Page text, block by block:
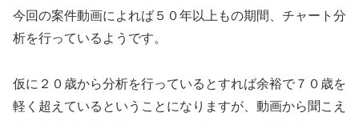
今回の案件動画によれば５０年以上もの期間、チャート分
析を行っているようです。
仮に２０歳から分析を行っているとすれば余裕で７０歳を
軽く超えているということになりますが、動画から聞こえ